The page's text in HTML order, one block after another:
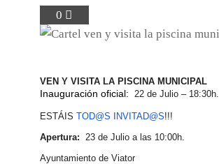
0
VEN Y VISITA LA PISCINA MUNICIPAL
Inauguración oficial: 22 de Julio – 18:30h.
ESTÁIS TOD@S INVITAD@S!!!
Apertura: 23 de Julio a las 10:00h.
Ayuntamiento de Viator